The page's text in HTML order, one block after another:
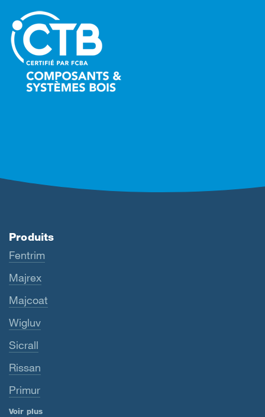
Produits
Fentrim
Majrex
Majcoat
Wigluv
Sicrall
Rissan
Primur
Voir plus